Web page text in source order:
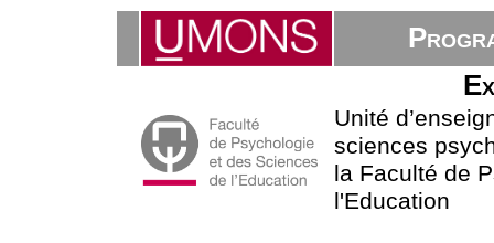
Unité
sciences
la Faculté de
l'Education